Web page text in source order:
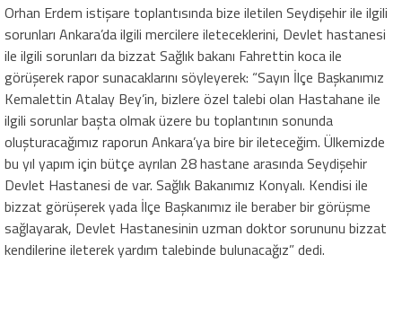
Orhan Erdem istişare toplantısında bize iletilen Seydişehir ile ilgili
sorunları Ankara’da ilgili mercilere ileteceklerini, Devlet hastanesi
ile ilgili sorunları da bizzat Sağlık bakanı Fahrettin koca ile
görüşerek rapor sunacaklarını söyleyerek: “Sayın İlçe Başkanımız
Kemalettin Atalay Bey’in, bizlere özel talebi olan Hastahane ile
ilgili sorunlar başta olmak üzere bu toplantının sonunda
oluşturacağımız raporun Ankara’ya bire bir ileteceğim. Ülkemizde
bu yıl yapım için bütçe ayrılan 28 hastane arasında Seydişehir
Devlet Hastanesi de var. Sağlık Bakanımız Konyalı. Kendisi ile
bizzat görüşerek yada İlçe Başkanımız ile beraber bir görüşme
sağlayarak, Devlet Hastanesinin uzman doktor sorununu bizzat
kendilerine ileterek yardım talebinde bulunacağız” dedi.